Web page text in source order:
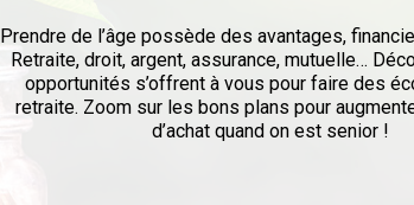
Prendre de l’âge possède des avantages,
Retraite, droit, argent, assurance, mutuelle…
opportunités s’offrent à vous pour faire des
retraite. Zoom sur les bons plans pour
d’achat quand on est senior !